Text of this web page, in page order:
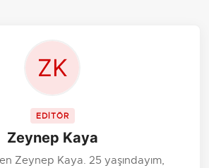
EDİTÖR
Zeynep Kaya
Zeynep Kaya. 25 yaşındayım,